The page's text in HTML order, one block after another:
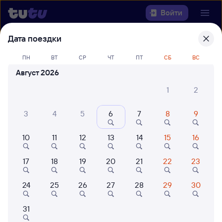
Войти
билеты Сургут — Муром-1
22 года работаем для вас
Куда
Когда
Кто едет
Дата поездки
ПН ВТ СР ЧТ ПТ СБ ВС
Август 2026
1
2
3 4 5 6 7 8 9
10 11 12 13 14 15 16
17 18 19 20 21 22 23
24 25 26 27 28 29 30
31